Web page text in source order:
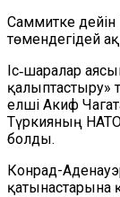
Саммитке дейін
төмендегідей
Іс‑шаралар
қалыптастыру»
елші Акиф
Түркияның
болды.
Конрад-
қатынастарына